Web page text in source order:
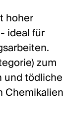
hoher
ideal für
zum
und tödliche